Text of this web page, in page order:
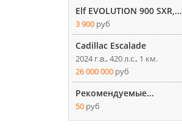
Elf EVOLUTION 900 SXR,...
3 900 руб
Cadillac Escalade
2024 г.в., 420 л.с., 1 км.
26 000 000 руб
Рекомендуемые...
50 руб